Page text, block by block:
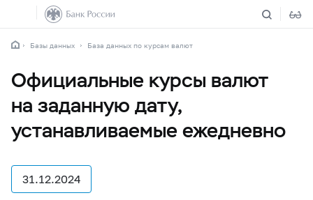
Базы данных База данных по курсам валют
Официальные курсы валют
на заданную дату,
устанавливаемые ежедневно
31.12.2024